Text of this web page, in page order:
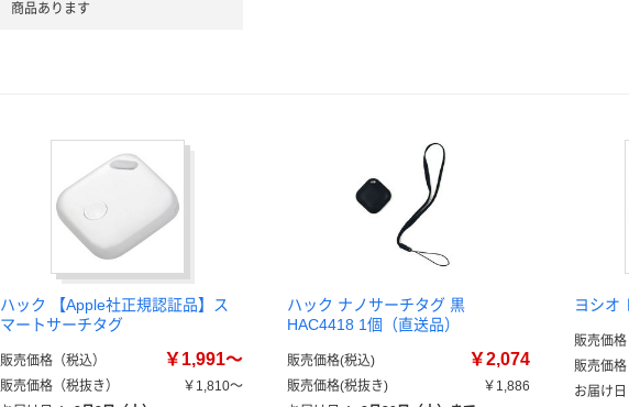
商品あります
ハック 【Apple社正規認証品】ス
マートサーチタグ
販売価格（税込） ￥1,991～
販売価格（税抜き）
￥1,810～
ハック ナノサーチタグ 黒
HAC4418 1個（直送品）
販売価格(税込) ￥2,074
販売価格(税抜き)
￥1,886
ヨシオ
販売価格
販売価格
お届け日